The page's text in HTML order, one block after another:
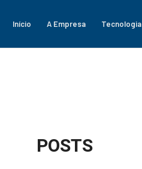
Início A Empresa Tecnologia
POSTS